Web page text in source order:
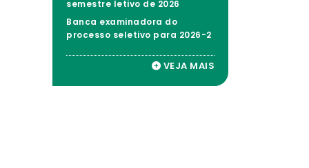
semestre letivo de 2026
Banca examinadora do
processo seletivo para 2026-2
VEJA MAIS